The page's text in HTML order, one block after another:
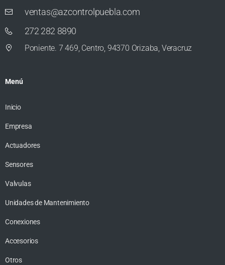
ventas@azcontrolpuebla.com
272 282 8890
Poniente. 7 469, Centro, 94370 Orizaba, Veracruz
Menú
Inicio
Empresa
Actuadores
Sensores
Valvulas
Unidades de Mantenimiento
Conexiones
Accesorios
Otros